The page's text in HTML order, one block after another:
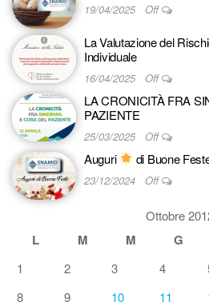
19/04/2025 Off
La Valutazione del
Individuale
16/04/2025 Off
LA CRONICITÀ FRA
PAZIENTE
25/03/2025 Off
Auguri di Buone
23/12/2024 Off
Ottobre
L M M G
1 2 3 4
8
9 10 11